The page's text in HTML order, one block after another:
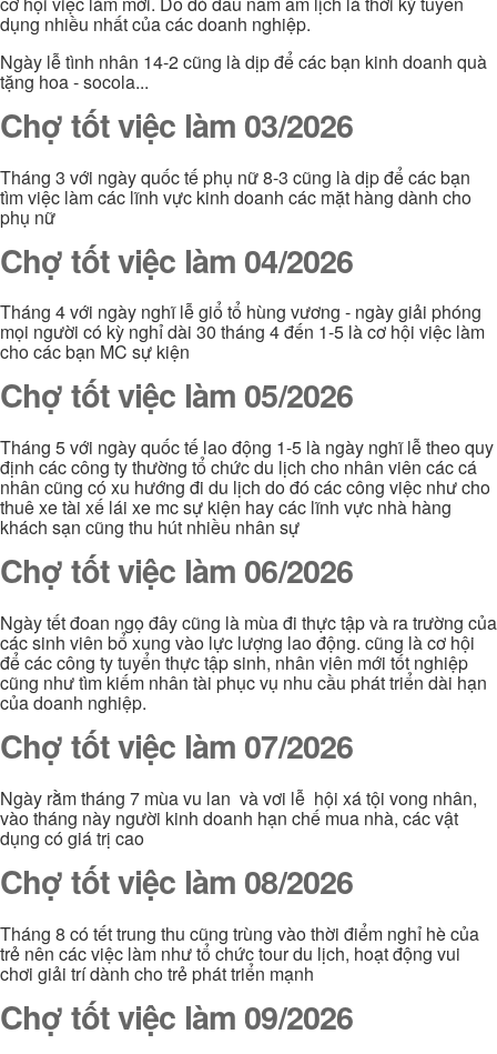
dụng nhiều nhất của các doanh nghiệp.
Ngày lễ tình nhân 14-2 cũng là dịp để các bạn kinh doanh quà
tặng hoa - socola...
Chợ tốt việc làm 03/2026
Tháng 3 với ngày quốc tế phụ nữ 8-3 cũng là dịp để các bạn
tìm việc làm các lĩnh vực kinh doanh các mặt hàng dành cho
phụ nữ
Chợ tốt việc làm 04/2026
Tháng 4 với ngày nghĩ lễ giổ tổ hùng vương - ngày giải phóng
mọi người có kỳ nghỉ dài 30 tháng 4 đến 1-5 là cơ hội việc làm
cho các bạn MC sự kiện
Chợ tốt việc làm 05/2026
Tháng 5 với ngày quốc tế lao động 1-5 là ngày nghĩ lễ theo quy
định các công ty thường tổ chức du lịch cho nhân viên các cá
nhân cũng có xu hướng đi du lịch do đó các công việc như cho
thuê xe tài xế lái xe mc sự kiện hay các lĩnh vực nhà hàng
khách sạn cũng thu hút nhiều nhân sự
Chợ tốt việc làm 06/2026
Ngày tết đoan ngọ đây cũng là mùa đi thực tập và ra trường của
các sinh viên bổ xung vào lực lượng lao động. cũng là cơ hội
để các công ty tuyển thực tập sinh, nhân viên mới tốt nghiệp
cũng như tìm kiếm nhân tài phục vụ nhu cầu phát triển dài hạn
của doanh nghiệp.
Chợ tốt việc làm 07/2026
Ngày rằm tháng 7 mùa vu lan và vơi lễ hội xá tội vong nhân,
vào tháng này người kinh doanh hạn chế mua nhà, các vật
dụng có giá trị cao
Chợ tốt việc làm 08/2026
Tháng 8 có tết trung thu cũng trùng vào thời điểm nghỉ hè của
trẻ nên các việc làm như tổ chức tour du lịch, hoạt động vui
chơi giải trí dành cho trẻ phát triển mạnh
Chợ tốt việc làm 09/2026